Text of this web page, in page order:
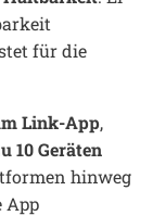
für die
Link-App,
10 Geräten
hinweg
App